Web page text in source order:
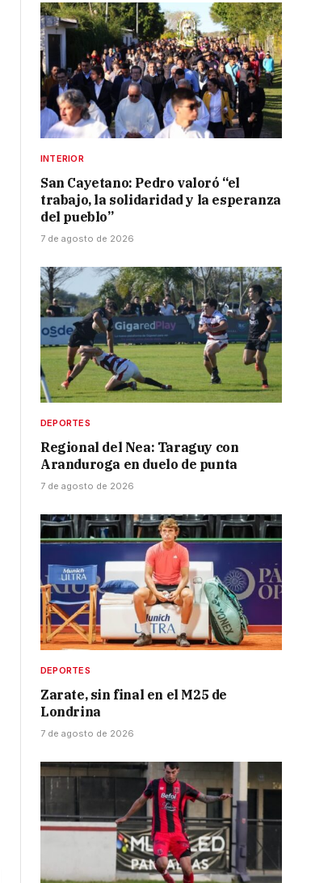
INTERIOR
San Cayetano: Pedro valoró “el
trabajo, la solidaridad y la esperanza
del pueblo”
7 de agosto de 2026
DEPORTES
Regional del Nea: Taraguy con
Aranduroga en duelo de punta
7 de agosto de 2026
DEPORTES
Zarate, sin final en el M25 de
Londrina
7 de agosto de 2026